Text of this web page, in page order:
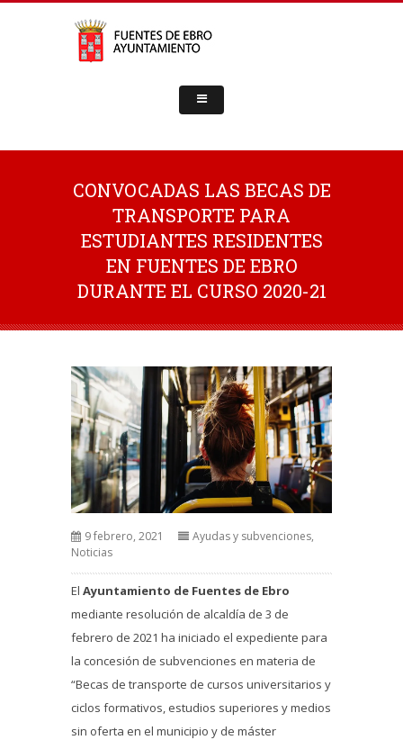
CONVOCADAS LAS BECAS DE
TRANSPORTE PARA
ESTUDIANTES RESIDENTES
EN FUENTES DE EBRO
DURANTE EL CURSO 2020-21
9 febrero, 2021 Ayudas y subvenciones,
Noticias
El Ayuntamiento de Fuentes de Ebro
mediante resolución de alcaldía de 3 de
febrero de 2021 ha iniciado el expediente para
la concesión de subvenciones en materia de
“Becas de transporte de cursos universitarios y
ciclos formativos, estudios superiores y medios
sin oferta en el municipio y de máster